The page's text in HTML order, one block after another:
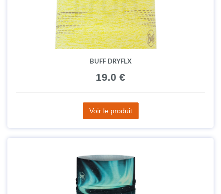
BUFF DRYFLX
19.0 €
Voir le produit